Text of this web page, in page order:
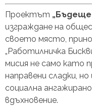
Проектът „Бъдеще
изграждане на
своето място,
„Работилничка
мисия не само като
направени сладки,
социална
вдъхновение.